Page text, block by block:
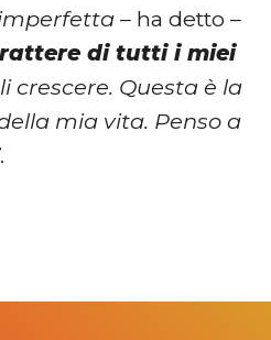
– ha detto –
di tutti i miei
crescere. Questa è la
mia vita. Penso a
.